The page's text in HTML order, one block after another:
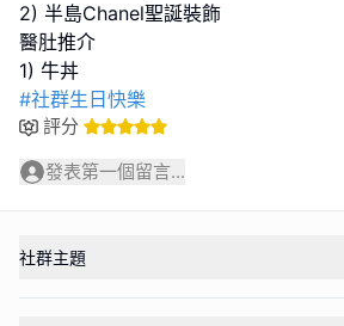
2) 半島Chanel聖誕裝飾
醫肚推介
#社群生日快樂
評分
發表第一個留言...
社群主題